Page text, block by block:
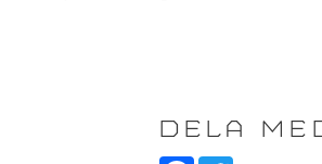
DELA